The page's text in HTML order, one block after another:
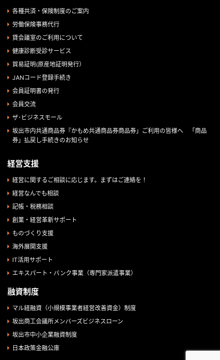
各種共済・保険制度のご案内
労働保険事務代行
貸会議室のご利用について
健康診断受診サービス
貿易証明(原産地証明発行）
JANコード登録手続き
会員証明書の発行
会員交流
ザ･ビジネスモール
坂出市内共通商品券『かもめ共通商品券商品券」ご利用の皆様へ 「商品
券」払戻し手続きのお知らせ
経営支援
経営に関するご相談に応じます。まずはご連絡を！
経営なんでも相談
記帳・税務相談
創業・経営革新サポート
ものづくり支援
海外展開支援
IT活用サポート
エキスパート・バンク事業（専門家派遣事業）
融資制度
マル経融資（小規模事業者経営改善資金）制度
坂出商工会議所メンバーズビジネスローン
坂出市中小企業融資制度
日本政策金融公庫